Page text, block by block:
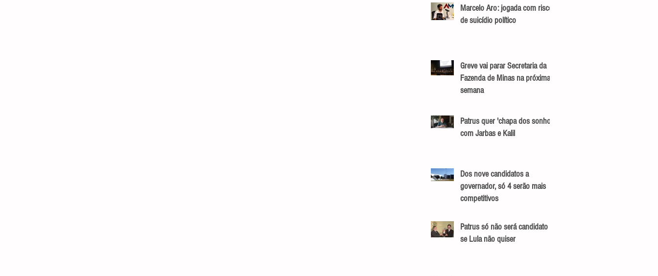
Marcelo Aro: jogada com risco
de suicídio político
Greve vai parar Secretaria da
Fazenda de Minas na próxima
semana
Patrus quer 'chapa dos sonhos'
com Jarbas e Kalil
Dos nove candidatos a
governador, só 4 serão mais
competitivos
Patrus só não será candidato
se Lula não quiser